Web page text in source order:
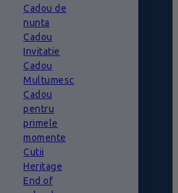
Cadou de
nunta
Cadou
Invitatie
Cadou
Multumesc
Cadou
pentru
primele
momente
Cutii
Heritage
End of